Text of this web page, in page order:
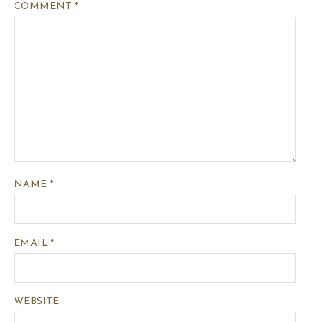
COMMENT*
NAME *
EMAIL*
WEBSITE